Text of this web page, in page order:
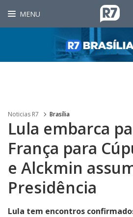
MENU
Noticias R7 Brasília
Lula embarca
França para
e Alckmin
Presidência
Lula tem encontros